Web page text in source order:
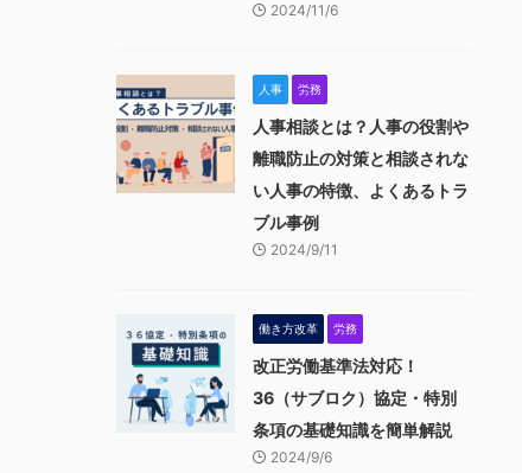
2024/11/6
人事 労務
人事相談とは？人事の役割や
離職防止の対策と相談されな
い人事の特徴、よくあるトラ
ブル事例
2024/9/11
働き方改革 労務
改正労働基準法対応！
36（サブロク）協定・特別
条項の基礎知識を簡単解説
2024/9/6